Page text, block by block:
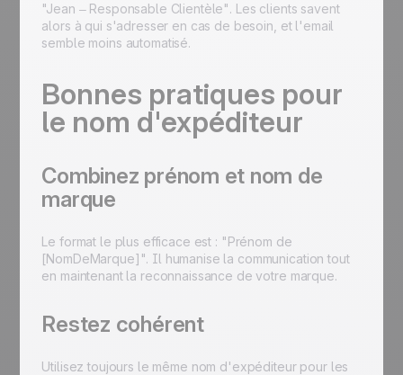
"Jean – Responsable Clientèle". Les clients savent
alors à qui s'adresser en cas de besoin, et l'email
semble moins automatisé.
Bonnes pratiques pour
le nom d'expéditeur
Combinez prénom et nom de
marque
Le format le plus efficace est : "Prénom de
[NomDeMarque]". Il humanise la communication tout
en maintenant la reconnaissance de votre marque.
Restez cohérent
Utilisez toujours le même nom d'expéditeur pour les